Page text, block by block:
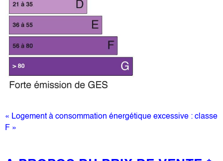
« Logement à consommation énergétique excessive : classe
F »